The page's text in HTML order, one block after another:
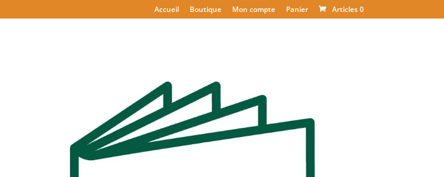
Accueil Boutique Mon compte Panier Articles 0